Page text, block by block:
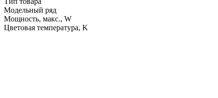
Модельный ряд
Мощность, макс., W
Цветовая температура, K